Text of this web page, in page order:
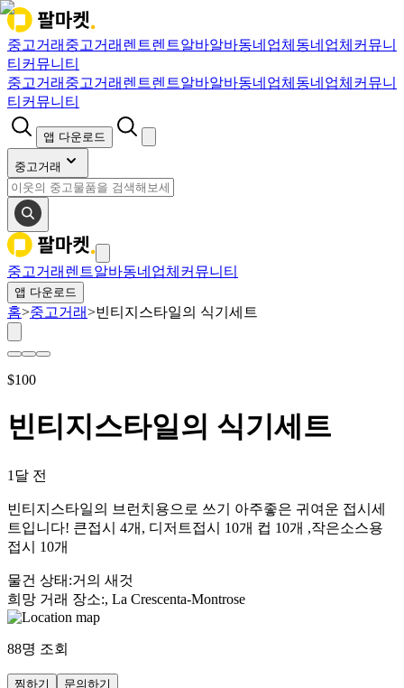
중고거래 중고거래 렌트렌트알바알바동네업체 동네업체 커뮤니
티 커뮤니티
중고거래 중고거래 렌트렌트알바알바동네업체 동네업체 커뮤니
티 커뮤니티
앱 다운로드
중고거래
중고거래 렌트알바동네업체 커뮤니티
앱 다운로드
홈>중고거래>빈티지스타일의 식기세트
$100
빈티지스타일의 식기세트
1달 전
빈티지스타일의 브런치용으로 쓰기 아주좋은 귀여운 접시세
트입니다! 큰접시 4개, 디저트접시 10개 컵 10개 ,작은소스용
접시 10개
물건 상태 :거의 새것
희망 거래 장소:, La Crescenta-Montrose
88명 조회
찜하기 문의하기